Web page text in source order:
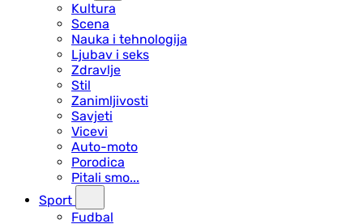
Kultura
Scena
Nauka i tehnologija
Ljubav i seks
Zdravlje
Stil
Zanimljivosti
Savjeti
Vicevi
Auto-moto
Porodica
Pitali smo...
Sport
Fudbal